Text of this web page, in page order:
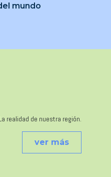
mundo
realidad de nuestra región.
ver más